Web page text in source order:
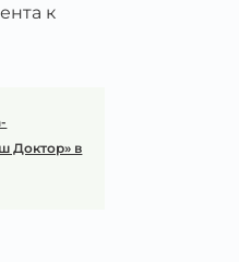
к
Доктор» в